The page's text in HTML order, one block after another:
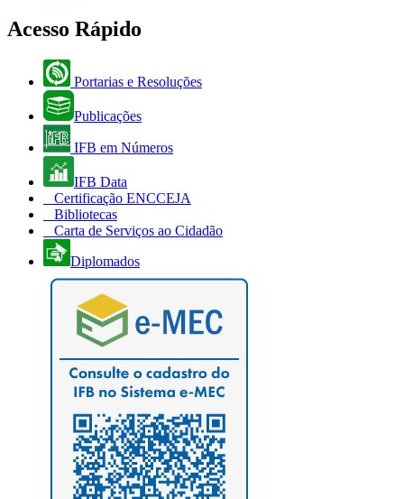
Acesso Rápido
Portarias e Resoluções
Publicações
IFB em Números
IFB Data
Certificação ENCCEJA
Bibliotecas
Carta de Serviços ao Cidadão
Diplomados